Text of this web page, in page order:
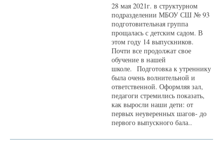
28 мая 2021г. в структурном
подразделении МБОУ СШ № 93
подготовительная группа
прощалась с детским садом. В
этом году 14 выпускников.
Почти все продолжат свое
обучение в нашей
школе. Подготовка к утреннику
была очень волнительной и
ответственной. Оформляя зал,
педагоги стремились показать,
как выросли наши дети: от
первых неуверенных шагов- до
первого выпускного бала..